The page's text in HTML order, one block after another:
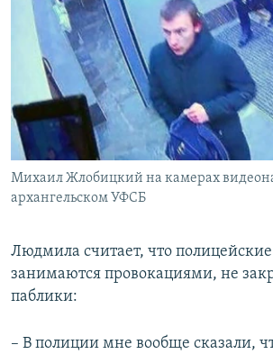
Михаил Жлобицкий на камерах
архангельском УФСБ
Людмила считает, что полицейские
занимаются провокациями, не
паблики:
– В полиции мне вообще сказали,